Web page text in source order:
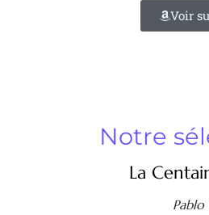
Voir
Notre
La